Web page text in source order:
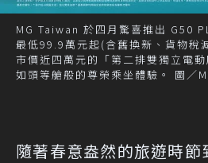
MG Taiwan 於四月驚喜推出 G50
最低99.9萬元起(含舊換新、貨物稅
市價近四萬元的「第二排雙獨立電
如頭等艙般的尊榮乘坐體驗。 圖／
隨著春意盎然的旅遊時